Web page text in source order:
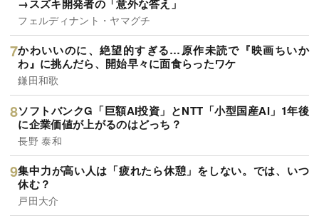
→スズキ開発者の「意外な答え」
フェルディナント・ヤマグチ
かわいいのに、絶望的すぎる…原作未読で『映画ちいか
わ』に挑んだら、開始早々に面食らったワケ
鎌田和歌
ソフトバンクG「巨額AI投資」とNTT「小型国産AI」1年後
に企業価値が上がるのはどっち？
長野 泰和
集中力が高い人は「疲れたら休憩」をしない。では、いつ
休む？
戸田大介